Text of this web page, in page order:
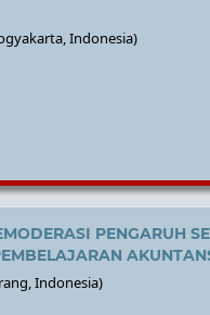
Indonesia)
PENGARUH
Indonesia)